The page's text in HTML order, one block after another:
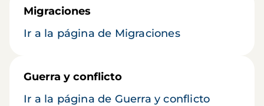
Migraciones
Ir a la página de Migraciones
Guerra y conflicto
Ir a la página de Guerra y conflicto